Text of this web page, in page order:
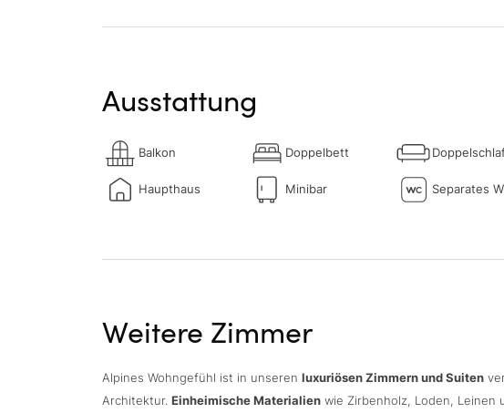
Ausstattung
Balkon Doppelbett
Haupthaus Minibar Separates
Weitere Zimmer
Alpines Wohngefühl ist in unseren luxuriösen Zimmern und Suiten
Architektur. Einheimische Materialien wie Zirbenholz, Loden, Leinen